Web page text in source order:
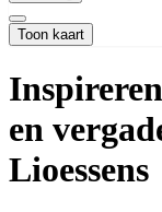
Toon kaart
en
Lioessens